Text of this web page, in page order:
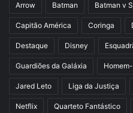
Arrow Batman Batman v
Capitão América Coringa
Destaque Disney
Guardiões da Galáxia
Jared Leto Liga da Justiça
Netflix Quarteto Fantástico